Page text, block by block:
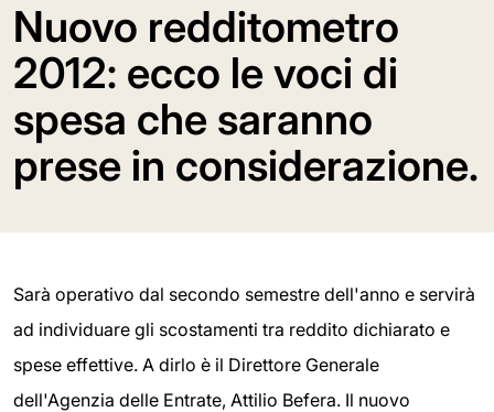
Nuovo redditometro
2012: ecco le voci di
spesa che saranno
prese in considerazione.
Sarà operativo dal secondo semestre dell'anno e servirà
ad individuare gli scostamenti tra reddito dichiarato e
spese effettive. A dirlo è il Direttore Generale
dell'Agenzia delle Entrate, Attilio Befera. Il nuovo